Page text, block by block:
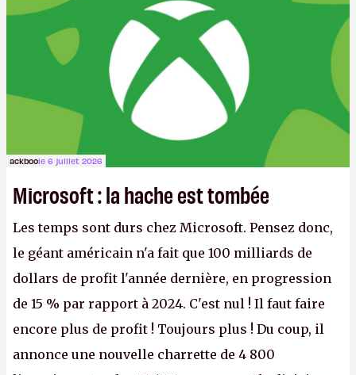
ackboole 6 juillet 2026
Microsoft : la hache est tombée
Les temps sont durs chez Microsoft. Pensez donc,
le géant américain n'a fait que 100 milliards de
dollars de profit l'année dernière, en progression
de 15 % par rapport à 2024. C'est nul ! Il faut faire
encore plus de profit ! Toujours plus ! Du coup, il
annonce une nouvelle charrette de 4 800